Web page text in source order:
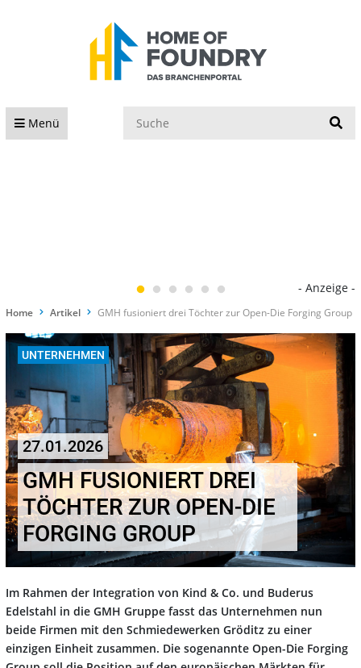
Menü
- Anzeige -
Home Artikel GMH fusioniert drei Töchter zur Open-Die Forging Group
UNTERNEHMEN
27.01.2026
GMH FUSIONIERT DREI
TÖCHTER ZUR OPEN-DIE
FORGING GROUP
Im Rahmen der Integration von Kind & Co. und Buderus
Edelstahl in die GMH Gruppe fasst das Unternehmen nun
beide Firmen mit den Schmiedewerken Gröditz zu einer
einzigen Einheit zusammen. Die sogenannte Open-Die Forging